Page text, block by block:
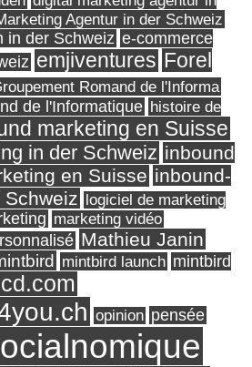
Agentur in der Schweiz
in der Schweiz e-commerce
emjiventures Forel
Romand de l'Informa
de l'Informatique histoire de
marketing en Suisse
in der Schweiz inbound
en Suisse inbound-
logiciel de marketing
marketing vidéo
Mathieu Janin
mintbird launch mintbird
opinion pensée